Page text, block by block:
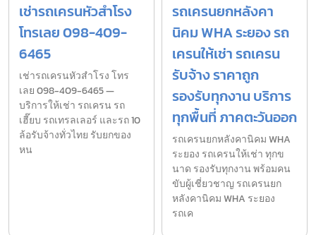
เช่ารถเครนหัวสำโรง
โทรเลย 098-409-
6465
เช่ารถเครนหัวสำโรง โทร
เลย 098-409-6465 —
บริการให้เช่า รถเครน รถ
เฮี๊ยบ รถเทรลเลอร์ และรถ 10
ล้อรับจ้างทั่วไทย รับยกของ
หน
รถเครนยกหลังคา
นิคม WHA ระยอง รถ
เครนให้เช่า รถเครน
รับจ้าง ราคาถูก
รองรับทุกงาน บริการ
ทุกพื้นที่ ภาคตะวันออก
รถเครนยกหลังคานิคม WHA
ระยอง รถเครนให้เช่า ทุกข
นาด รองรับทุกงาน พร้อมคน
ขับผู้เชี่ยวชาญ รถเครนยก
หลังคานิคม WHA ระยอง
รถเค